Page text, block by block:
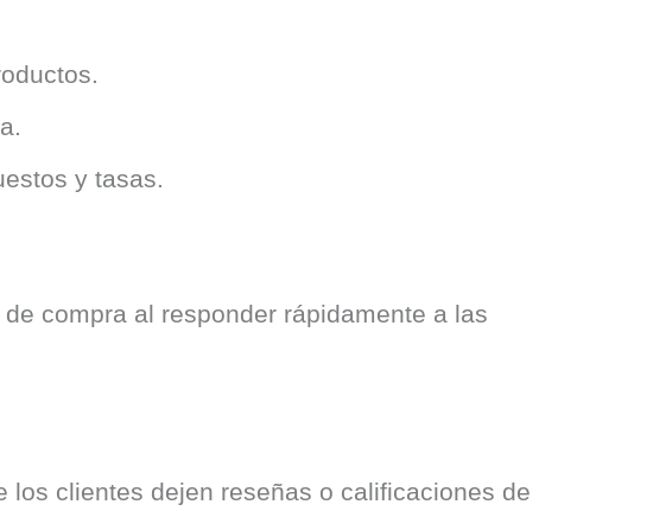
y tasas.
compra al responder rápidamente a las
los clientes dejen reseñas o calificaciones de